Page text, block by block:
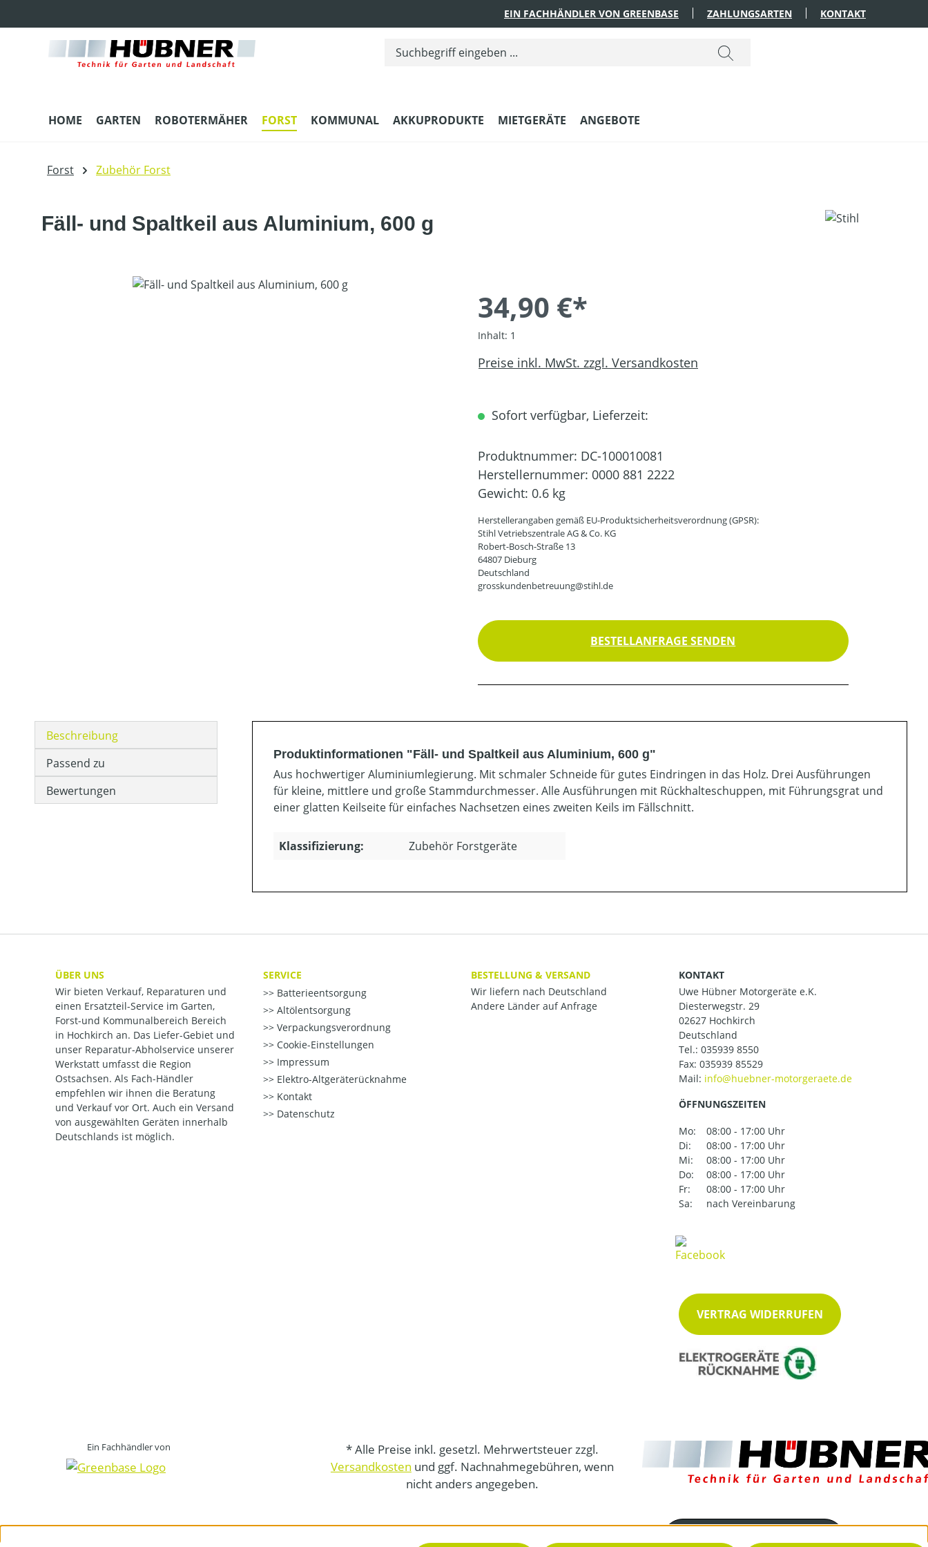
EIN FACHHÄNDLER VON GREENBASE ZAHLUNGSARTEN KONTAKT
HOME GARTEN ROBOTERMÄHER FORST KOMMUNAL AKKUPRODUKTE MIETGERÄTE ANGEBOTE
Forst Zubehör Forst
Fäll- und Spaltkeil aus Aluminium, 600 g
Bildergalerie überspringen
34,90 €*
Inhalt: 1
Preise inkl. MwSt. zzgl. Versandkosten
Sofort verfügbar, Lieferzeit:
Produktnummer: DC-100010081
Herstellernummer: 0000 881 2222
Gewicht: 0.6 kg
Herstellerangaben gemäß EU-Produktsicherheitsverordnung (GPSR):
Stihl Vetriebszentrale AG & Co. KG
Robert-Bosch-Straße 13
64807 Dieburg
Deutschland
grosskundenbetreuung@stihl.de
BESTELLANFRAGE SENDEN
Beschreibung
Passend zu
Bewertungen
Produktinformationen "Fäll- und Spaltkeil aus Aluminium, 600 g"
Aus hochwertiger Aluminiumlegierung. Mit schmaler Schneide für gutes Eindringen in das Holz. Drei Ausführungen
für kleine, mittlere und große Stammdurchmesser. Alle Ausführungen mit Rückhalteschuppen, mit Führungsgrat und
einer glatten Keilseite für einfaches Nachsetzen eines zweiten Keils im Fällschnitt.
Klassifizierung: Zubehör Forstgeräte
ÜBER UNS
Wir bieten Verkauf, Reparaturen und
einen Ersatzteil-Service im Garten,
Forst-und Kommunalbereich Bereich
in Hochkirch an. Das Liefer-Gebiet und
unser Reparatur-Abholservice unserer
Werkstatt umfasst die Region
Ostsachsen. Als Fach-Händler
empfehlen wir ihnen die Beratung
und Verkauf vor Ort. Auch ein Versand
von ausgewählten Geräten innerhalb
Deutschlands ist möglich.
SERVICE
Batterieentsorgung
Altölentsorgung
Verpackungsverordnung
Cookie-Einstellungen
Impressum
Elektro-Altgeräterücknahme
Kontakt
Datenschutz
BESTELLUNG & VERSAND
Wir liefern nach Deutschland
Andere Länder auf Anfrage
KONTAKT
Uwe Hübner Motorgeräte e.K.
Diesterwegstr. 29
02627 Hochkirch
Deutschland
Tel.: 035939 8550
Fax: 035939 85529
Mail:
ÖFFNUNGSZEITEN
Mo:
08:00 - 17:00 Uhr
Di:
08:00 - 17:00 Uhr
Mi:
08:00 - 17:00 Uhr
Do:
08:00 - 17:00 Uhr
Fr:
08:00 - 17:00 Uhr
Sa:
nach Vereinbarung
VERTRAG WIDERRUFEN
Ein Fachhändler von
* Alle Preise inkl. gesetzl. Mehrwertsteuer zzgl.
Versandkosten und ggf. Nachnahmegebühren, wenn
nicht anders angegeben.